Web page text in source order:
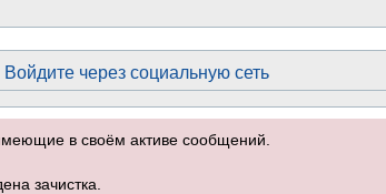
Войдите через социальную сеть
в своём активе сообщений.
зачистка.